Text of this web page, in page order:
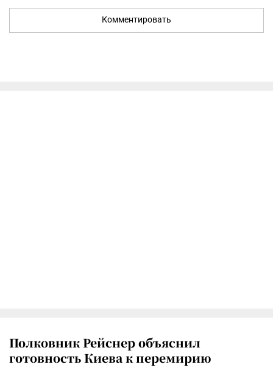
Комментировать
Полковник Рейснер объяснил
готовность Киева к перемирию